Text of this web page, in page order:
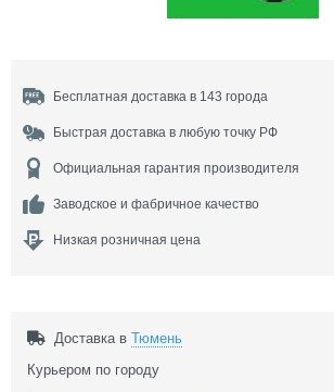
Бесплатная доставка в 143 города
Быстрая доставка в любую точку РФ
Официальная гарантия производителя
Заводское и фабричное качество
Низкая розничная цена
Доставка в Тюмень
Курьером по городу